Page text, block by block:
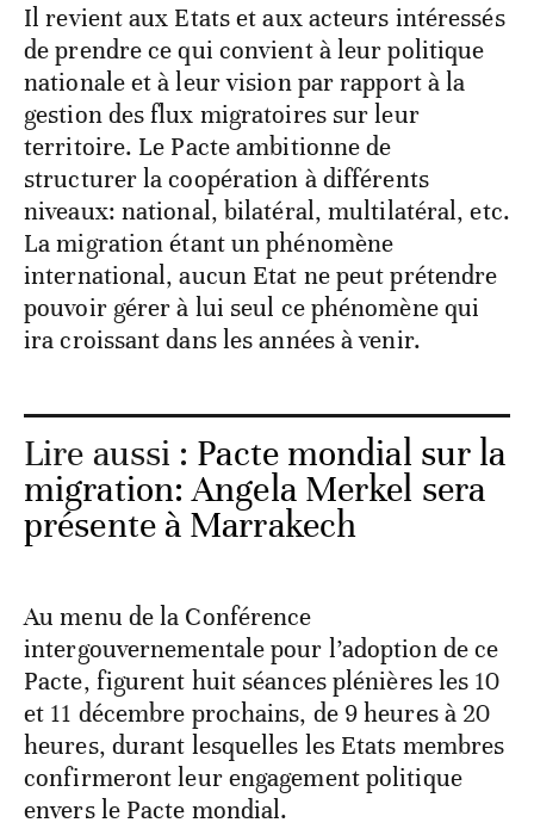
Il revient aux Etats et aux acteurs intéressés
de prendre ce qui convient à leur politique
nationale et à leur vision par rapport à la
gestion des flux migratoires sur leur
territoire. Le Pacte ambitionne de
structurer la coopération à différents
niveaux: national, bilatéral, multilatéral, etc.
La migration étant un phénomène
international, aucun Etat ne peut prétendre
pouvoir gérer à lui seul ce phénomène qui
ira croissant dans les années à venir.
Lire aussi : Pacte mondial sur la
migration: Angela Merkel sera
présente à Marrakech
Au menu de la Conférence
intergouvernementale pour l’adoption de ce
Pacte, figurent huit séances plénières les 10
et 11 décembre prochains, de 9 heures à 20
heures, durant lesquelles les Etats membres
confirmeront leur engagement politique
envers le Pacte mondial.